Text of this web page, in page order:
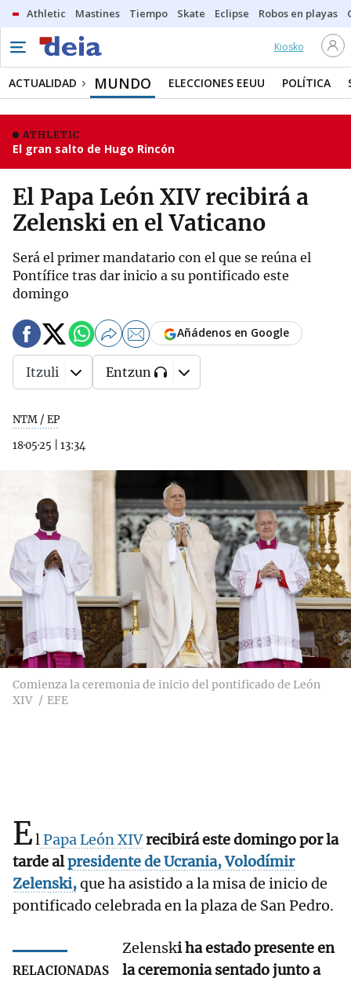
Athletic Mastines Tiempo Skate Eclipse Robos en playas
Kiosko
ACTUALIDAD MUNDO ELECCIONES EEUU POLÍTICA
ATHLETIC
El gran salto de Hugo Rincón
El Papa León XIV recibirá a
Zelenski en el Vaticano
Será el primer mandatario con el que se reúna el
Pontífice tras dar inicio a su pontificado este
domingo
NTM / EP
18·05·25
13:34
Añádenos en Google
Itzuli Entzun
Comienza la ceremonia de inicio del pontificado de León
XIV
EFE
ElPapa León XIVrecibirá este domingo por la
tarde alpresidente de Ucrania, Volodímir
Zelenski,que ha asistido a la misa de inicio de
pontificado celebrada en la plaza de San Pedro.
RELACIONADAS
Zelenski ha estado presente en
la ceremonia sentado junto a